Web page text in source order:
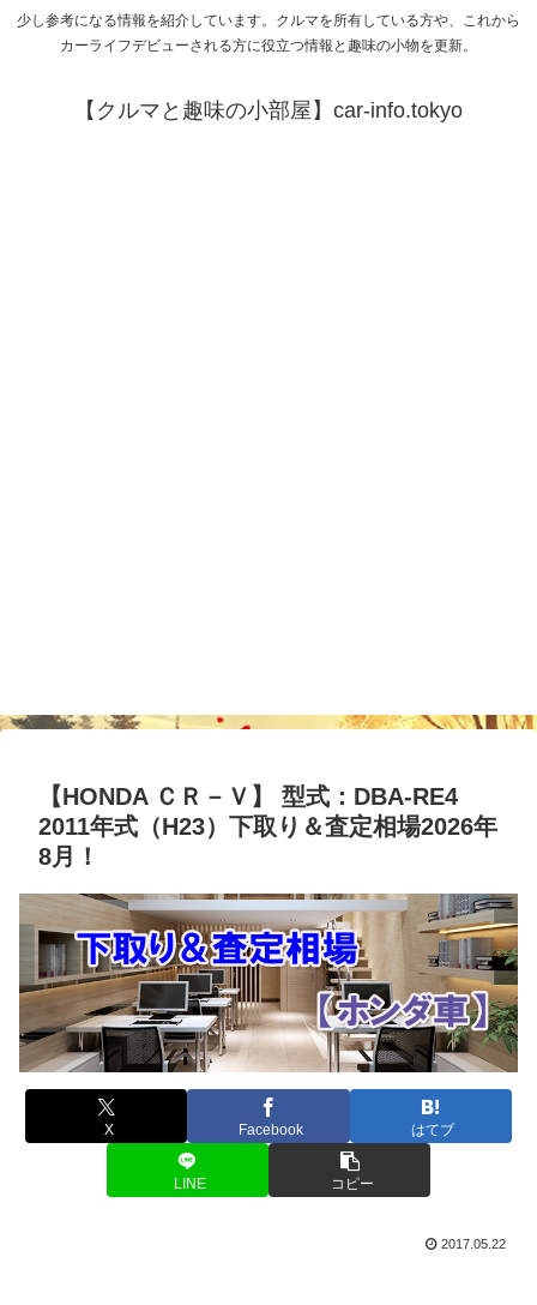
少し参考になる情報を紹介しています。クルマを所有している方や、これから
カーライフデビューされる方に役立つ情報と趣味の小物を更新。
【クルマと趣味の小部屋】car-info.tokyo
【HONDA ＣＲ－Ｖ】 型式：DBA-RE4
2011年式（H23）下取り＆査定相場2026年
8月！
X Facebook はてブ
LINE コピー
2017.05.22